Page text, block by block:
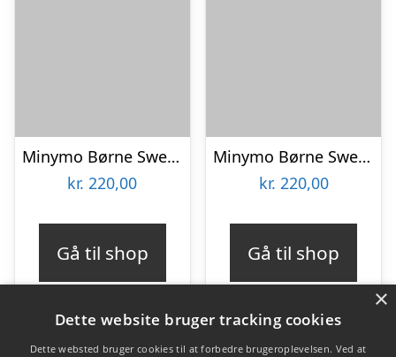
Minymo Børne Sweatsæt – Dark Navy – 152
kr. 220,00
Gå til shop
Minymo Børne Sweatsæt – New Navy (Insignia Blue) – 146
kr. 220,00
Gå til shop
×
Dette website bruger tracking cookies
Dette websted bruger cookies til at forbedre brugeroplevelsen. Ved at